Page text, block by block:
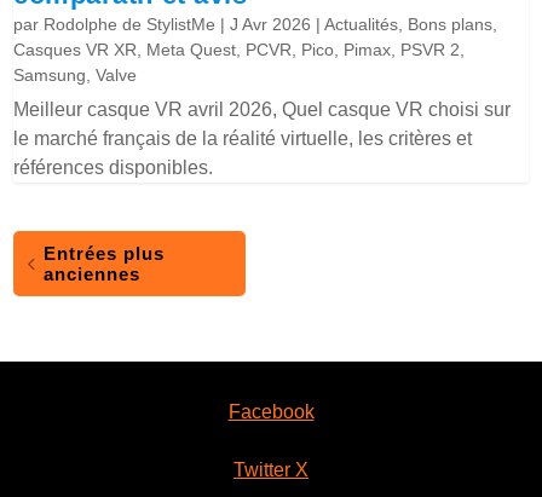
par Rodolphe de StylistMe |J Avr 2026 |Actualités Bons plans
Casques VR XR
Meta Quest PCVR Pico Pimax PSVR 2
Samsung ,Valve
Meilleur casque VR avril 2026, Quel casque VR choisi sur
le marché français de la réalité virtuelle, les critères et
références disponibles.
Entrées plus
anciennes
Facebook
Twitter X